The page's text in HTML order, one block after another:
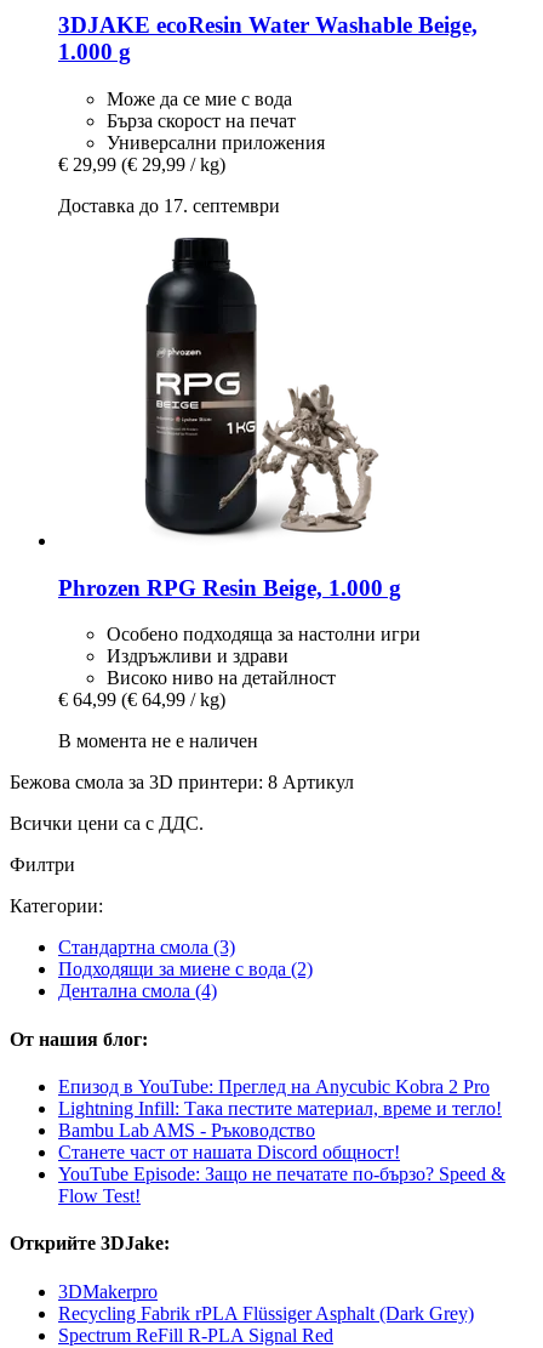
3DJAKE ecoResin Water Washable Beige,
1.000 g
Може да се мие с вода
Бърза скорост на печат
Универсални приложения
€ 29,99 (€ 29,99 / kg)
Доставка до 17. септември
Phrozen RPG Resin Beige, 1.000 g
Особено подходяща за настолни игри
Издръжливи и здрави
Високо ниво на детайлност
€ 64,99 (€ 64,99 / kg)
В момента не е наличен
Бежова смола за 3D принтери: 8 Артикул
Всички цени са с ДДС.
Филтри
Категории:
Стандартна смола (3)
Подходящи за миене с вода (2)
Дентална смола (4)
От нашия блог:
Епизод в YouTube: Преглед на Anycubic Kobra 2 Pro
Lightning Infill: Така пестите материал, време и тегло!
Bambu Lab AMS - Ръководство
Станете част от нашата Discord общност!
YouTube Episode: Защо не печатате по-бързо? Speed &
Flow Test!
Открийте 3DJake:
3DMakerpro
Recycling Fabrik rPLA Flüssiger Asphalt (Dark Grey)
Spectrum ReFill R-PLA Signal Red